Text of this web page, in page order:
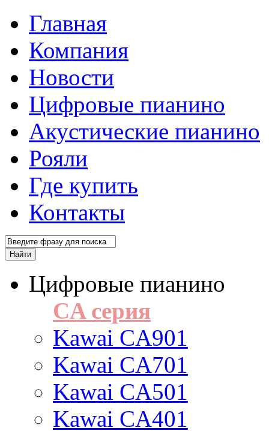
Главная
Компания
Новости
Цифровые пианино
Акустические пианино
Рояли
Где купить
Контакты
Цифровые пианино
CA серия
Kawai CA901
Kawai CA701
Kawai CA501
Kawai CA401